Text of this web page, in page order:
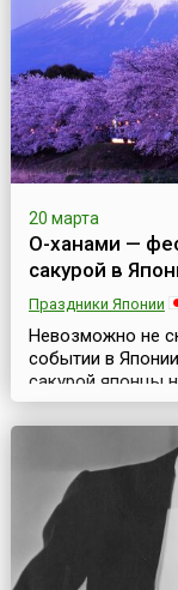
торжественное,
20 марта
О-ханами —
сакурой в
Праздники Японии
Невозможно не
событии в
сакурой японцы
цветения
в Японии. В
праздника, ни
дней,
чудом. Но